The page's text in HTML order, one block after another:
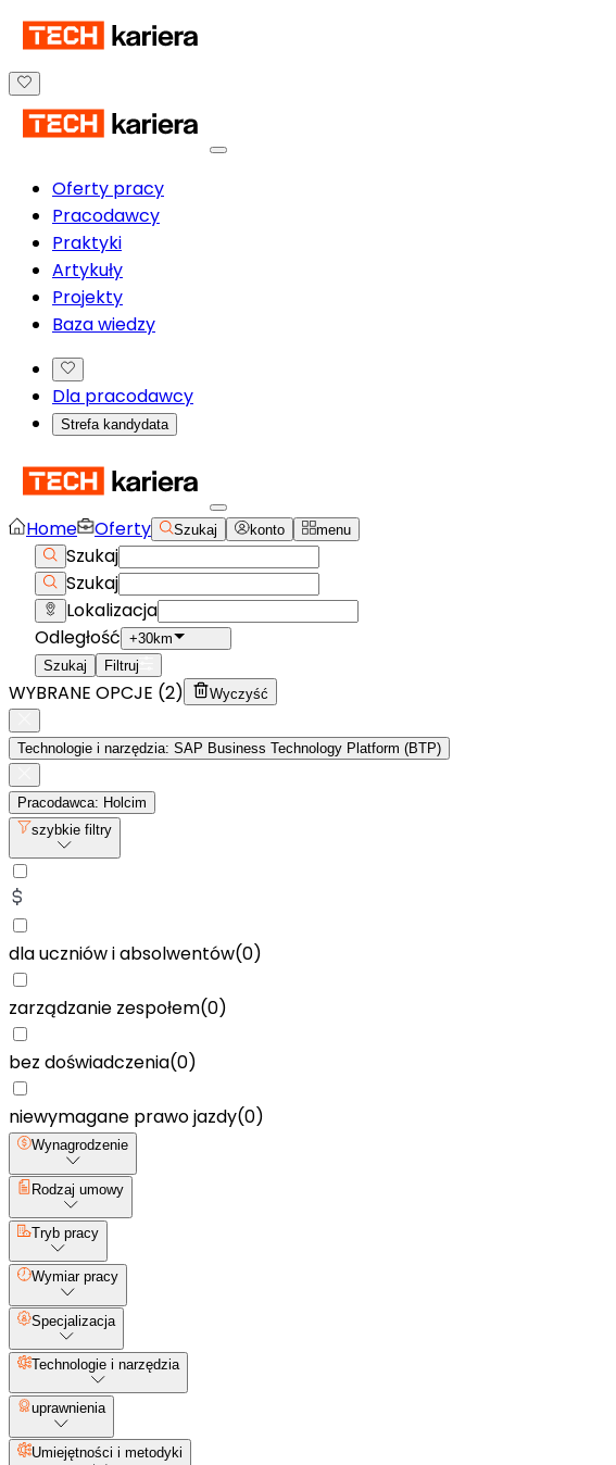
Oferty pracy
Pracodawcy
Praktyki
Artykuły
Projekty
Baza wiedzy
Dla pracodawcy
Strefa kandydata
Home Oferty Szukaj konto menu
Szukaj
Szukaj
Lokalizacja
Odległość +30km
Szukaj
Filtruj
WYBRANE OPCJE (2) Wyczyść
Technologie i narzędzia: SAP Business Technology Platform (BTP)
Pracodawca: Holcim
szybkie filtry
dla uczniów i absolwentów(0)
zarządzanie zespołem(0)
bez doświadczenia(0)
niewymagane prawo jazdy(0)
Wynagrodzenie
Rodzaj umowy
Tryb pracy
Wymiar pracy
Specjalizacja
Technologie i narzędzia
uprawnienia
Umiejętności i metodyki